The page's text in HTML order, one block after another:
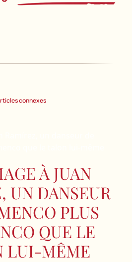
connexes
À JUAN
UN DANSEUR
PLUS
QUE LE
LUI-MÊME